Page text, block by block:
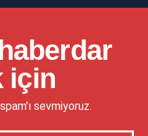
için
sevmiyoruz.